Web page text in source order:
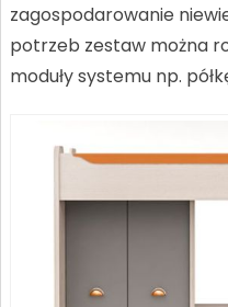
zagospodarowanie
potrzeb zestaw można
moduły systemu np.